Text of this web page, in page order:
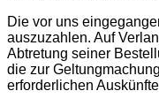
Die vor uns
auszuzahlen. Auf
Abtretung seiner
die zur
erforderlichen